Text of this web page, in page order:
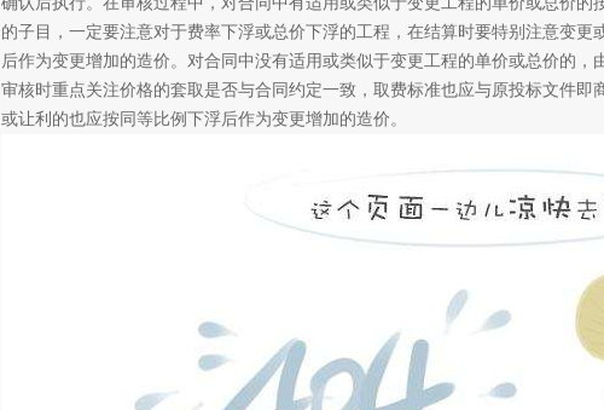
的子目，一定要注意对于费率下浮或总价下浮的工程，在结算时要特别注意变更
后作为变更增加的造价。对合同中没有适用或类似于变更工程的单价或总价的，
审核时重点关注价格的套取是否与合同约定一致，取费标准也应与原投标文件即
或让利的也应按同等比例下浮后作为变更增加的造价。